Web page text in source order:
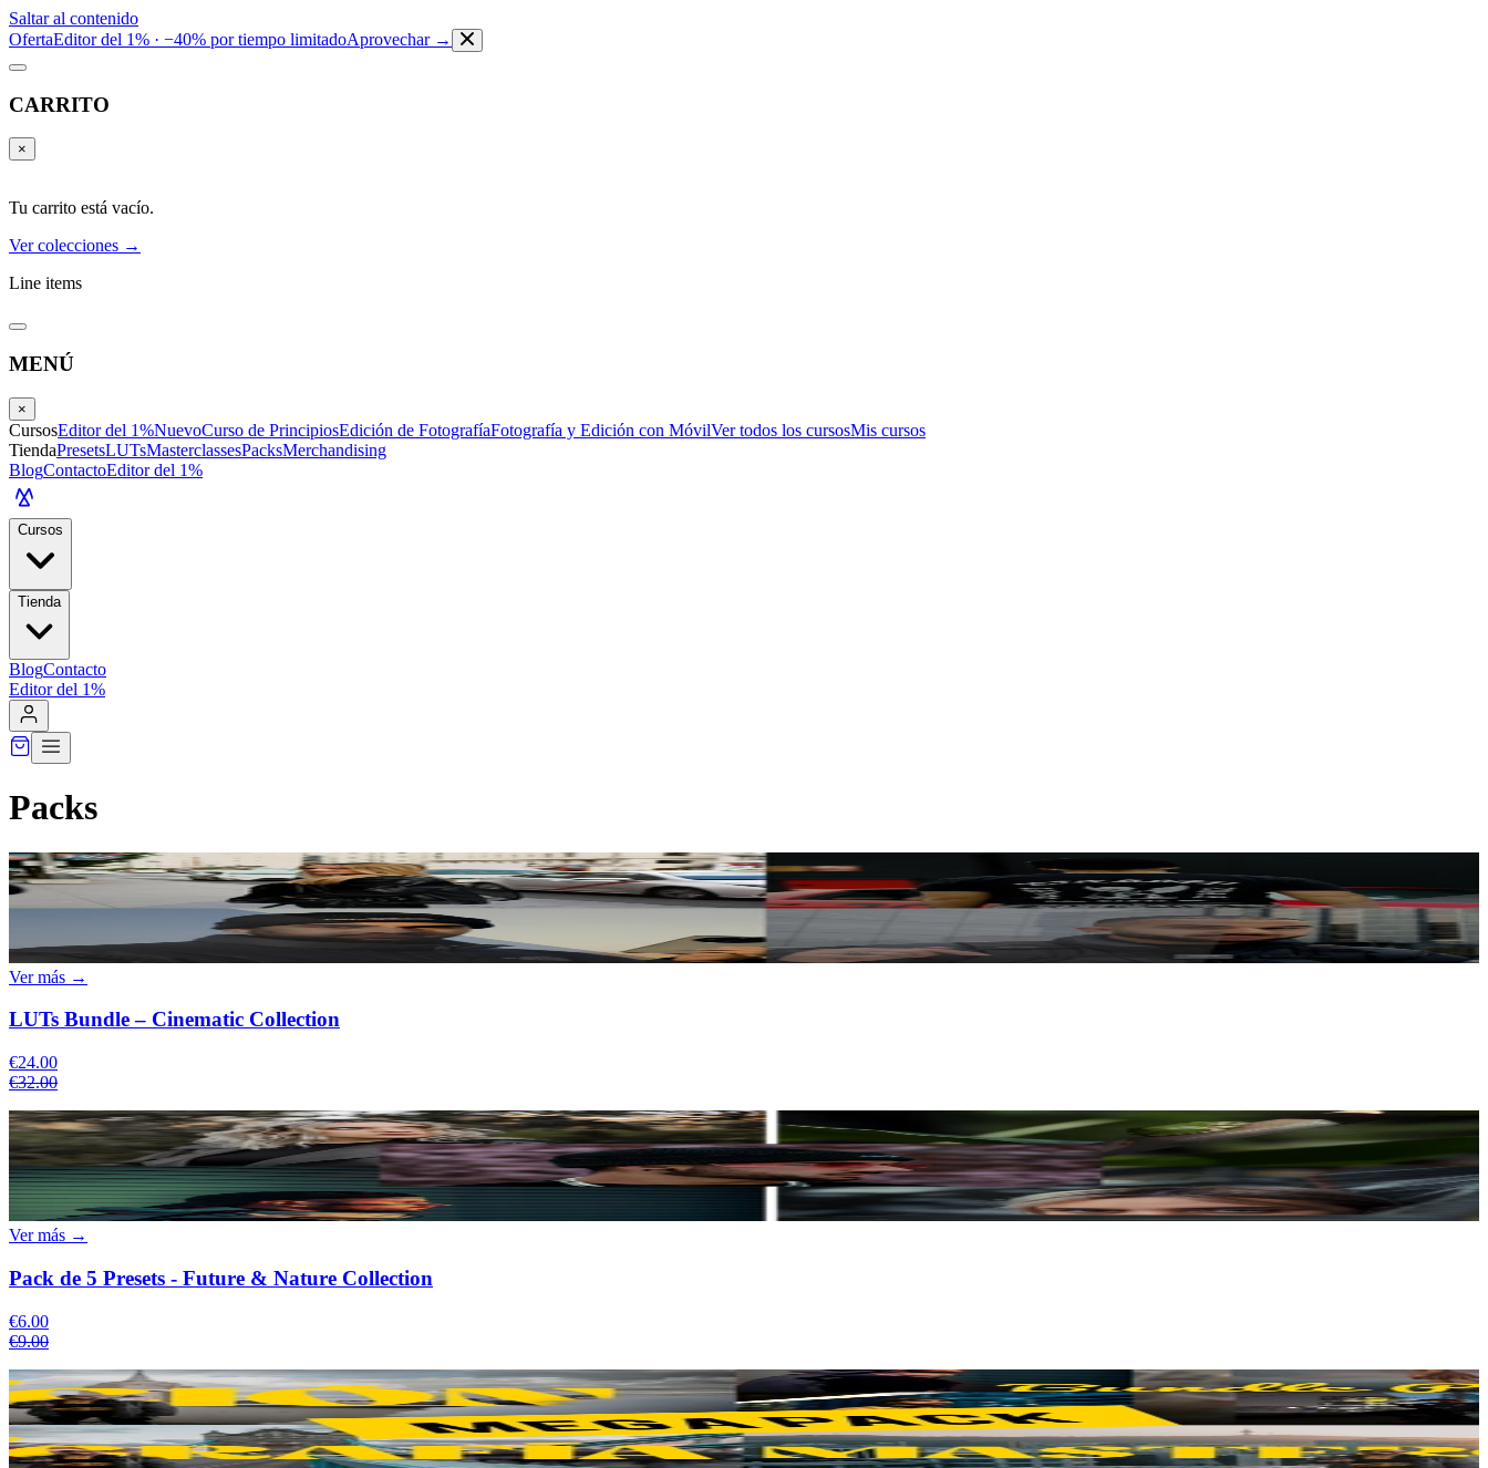
Saltar al contenido
OfertaEditor del 1% · −40% por tiempo limitadoAprovechar →
CARRITO
×
Tu carrito está vacío.
Ver colecciones →
Line items
MENÚ
×
CursosEditor del 1%NuevoCurso de PrincipiosEdición de FotografíaFotografía y Edición con MóvilVer todos los cursosMis cursos
TiendaPresetsLUTsMasterclassesPacksMerchandising
BlogContactoEditor del 1%
Cursos
Tienda
BlogContacto
Editor del 1%
Packs
Ver más →
LUTs Bundle – Cinematic Collection
€24.00
€32.00
Ver más →
Pack de 5 Presets - Future & Nature Collection
€6.00
€9.00